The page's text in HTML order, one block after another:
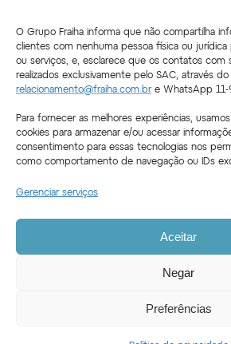
O Grupo Fraiha informa que não compartilha
clientes com nenhuma pessoa física ou
ou serviços, e, esclarece que os contatos com
realizados exclusivamente pelo SAC, através do
relacionamento@fraiha.com.bre WhatsApp 11-
Para fornecer as melhores experiências,
cookies para armazenar e/ou acessar
consentimento para essas tecnologias nos
como comportamento de navegação ou IDs
Gerenciar serviços
Aceitar
Negar
Preferências
Siga a Fraiha nas redes
Facebook LinkedIn